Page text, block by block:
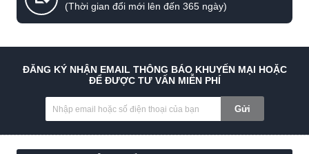
(Thời gian đổi mới lên đến 365 ngày)
ĐĂNG KÝ NHẬN EMAIL THÔNG BÁO KHUYẾN MẠI HOẶC
ĐỂ ĐƯỢC TƯ VẤN MIỄN PHÍ
Gửi